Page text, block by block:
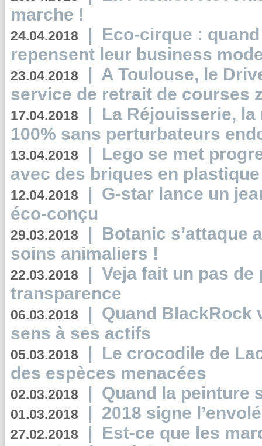
marche !
24.04.2018 | Eco-cirque :
repensent leur business
23.04.2018 | A Toulouse, le
service de retrait de courses
17.04.2018 | La Réjouisserie,
100% sans perturbateurs
13.04.2018 | Lego se met
avec des briques en
12.04.2018 | G-star lance un
éco-conçu
29.03.2018 | Botanic s’attaque
soins animaliers !
22.03.2018 | Veja fait un pas de
transparence
06.03.2018 | Quand BlackRock
sens à ses actifs
05.03.2018 | Le crocodile de
des espèces menacées
02.03.2018 | Quand la peinture
01.03.2018 | 2018 signe
27.02.2018 | Est-ce que les